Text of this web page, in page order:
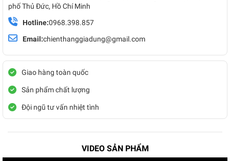
phố Thủ Đức, Hồ Chí Minh
Hotline:0968.398.857
Email:chienthanggiadung@gmail.com
Giao hàng toàn quốc
Sản phẩm chất lượng
Đội ngũ tư vấn nhiệt tình
VIDEO SẢN PHẨM